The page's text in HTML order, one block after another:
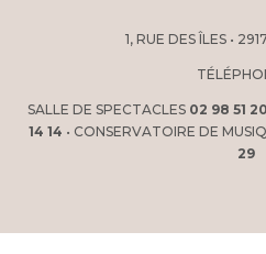
1, RUE DES ÎLES •
SALLE DE SPECTACLES 02 98 51
14 14 • CONSERVATOIRE DE
29